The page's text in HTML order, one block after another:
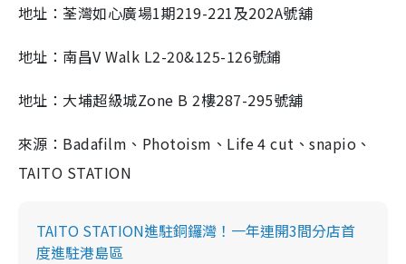
地址：荃灣如心廣場1期219-221及202A號舖
地址：南昌V Walk L2-20&125-126號鋪
地址：大埔超級城Zone B 2樓287-295號舖
來源：Badafilm、Photoism、Life 4 cut、snapio、
TAITO STATION
TAITO STATION進駐銅鑼灣！一年連開3間分店首
度進駐港島區